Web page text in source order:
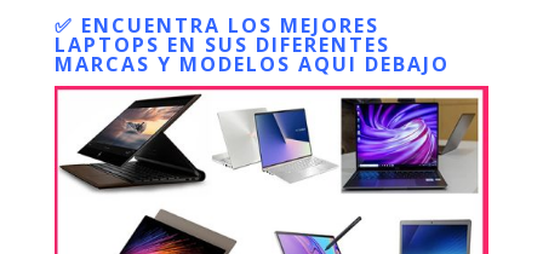
✅ ENCUENTRA LOS MEJORES
LAPTOPS EN SUS DIFERENTES
MARCAS Y MODELOS AQUI DEBAJO